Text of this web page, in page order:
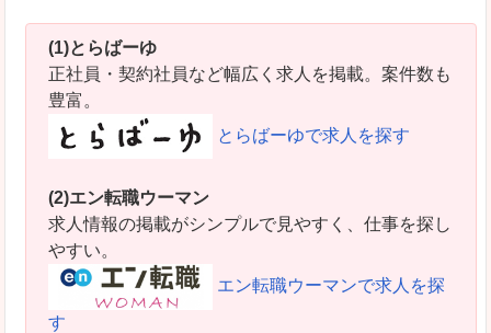
(1)とらばーゆ
正社員・契約社員など幅広く求人を掲載。案件数も
豊富。
とらばーゆで求人を探す
(2)エン転職ウーマン
求人情報の掲載がシンプルで見やすく、仕事を探し
やすい。
エン転職ウーマンで求人を探
す